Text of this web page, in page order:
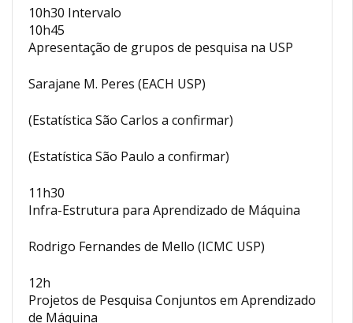
10h30 Intervalo
10h45
Apresentação de grupos de pesquisa na USP
Sarajane M. Peres (EACH USP)
(Estatística São Carlos a confirmar)
(Estatística São Paulo a confirmar)
11h30
Infra-Estrutura para Aprendizado de Máquina
Rodrigo Fernandes de Mello (ICMC USP)
12h
Projetos de Pesquisa Conjuntos em Aprendizado
de Máquina